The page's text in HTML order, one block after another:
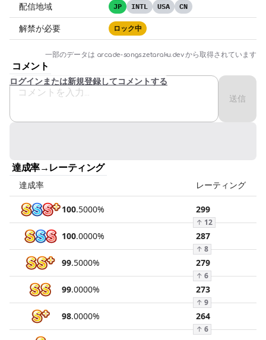
配信地域 JP INTL USA CN
解禁が必要 ロック中
一部のデータは arcade-songs.zetaraku.devから取得されています
コメント
送信
ログインまたは新規登録してコメントする
達成率→レーティング
達成率 レーティング
100.5000% 299
↑ 12
100.0000% 287
↑ 8
99.5000% 279
↑ 6
99.0000% 273
↑ 9
98.0000% 264
↑ 6